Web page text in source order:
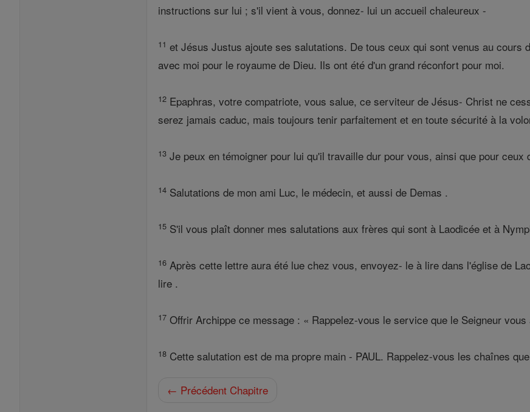
instructions sur lui ; s'il vient à vous, donnez- lui un accueil chaleureux -
11 et Jésus Justus ajoute ses salutations. De tous ceux qui sont venus au
avec moi pour le royaume de Dieu. Ils ont été d'un grand réconfort pour moi.
12 Epaphras, votre compatriote, vous salue, ce serviteur de Jésus- Christ ne
serez jamais caduc, mais toujours tenir parfaitement et en toute sécurité à la
13 Je peux en témoigner pour lui qu'il travaille dur pour vous, ainsi que pour ceux
14 Salutations de mon ami Luc, le médecin, et aussi de Demas .
15 S'il vous plaît donner mes salutations aux frères qui sont à Laodicée et à
16 Après cette lettre aura été lue chez vous, envoyez- le à lire dans l'église de
lire .
17 Offrir Archippe ce message : « Rappelez-vous le service que le Seigneur
18 Cette salutation est de ma propre main - PAUL. Rappelez-vous les chaînes
← Précédent Chapitre